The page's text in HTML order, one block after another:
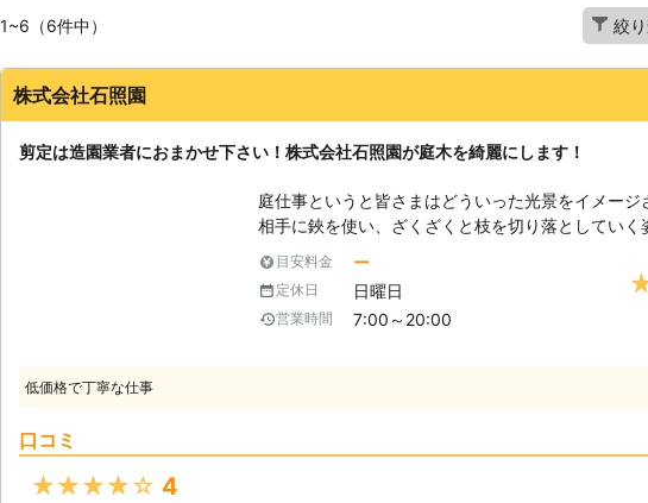
1~6（6件中） 絞
株式会社石照園
剪定は造園業者におまかせ下さい！株式会社石照園が庭木を綺麗にします！
庭仕事というと皆さまはどういった光景をイメージ
相手に鋏を使い、ざくざくと枝を切り落としていく
す。ドラマなどの作品でも、庭師がそういった作業
いることが多いです。この作業のことを剪定と言い
木の形を整えたり、健康状態を整えたりする作業で
単なものではありませんが、簡単なイメージでは1
も受け付けておりますので、こちらも一緒にご依
目安料金 ー
定休日 日曜日
営業時間 7:00～20:00
低価格で丁寧な仕事
口コミ
★★★★★ 4